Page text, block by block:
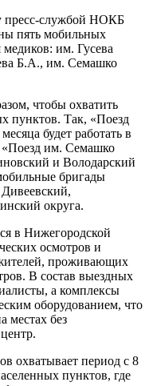
пресс-службой НОКБ
пять мобильных
им. Гусева
Б.А., им. Семашко
чтобы охватить
пунктов. Так, «Поезд
будет работать в
«Поезд им. Семашко
и Володарский
бригады
Дивеевский,
округа.
в Нижегородской
осмотров и
проживающих
В состав выездных
а комплексы
оборудованием, что
местах без
охватывает период с 8
пунктов, где